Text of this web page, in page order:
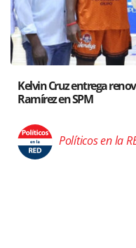
Santiago acoge
Poder de las Buenas
Políticos en la